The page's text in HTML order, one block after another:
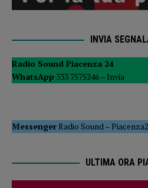
INVIA
Radio Sound Piacenza 24
WhatsApp 333 7575246 – Invia
MessengerRadio Sound–
ULTIMA ORA